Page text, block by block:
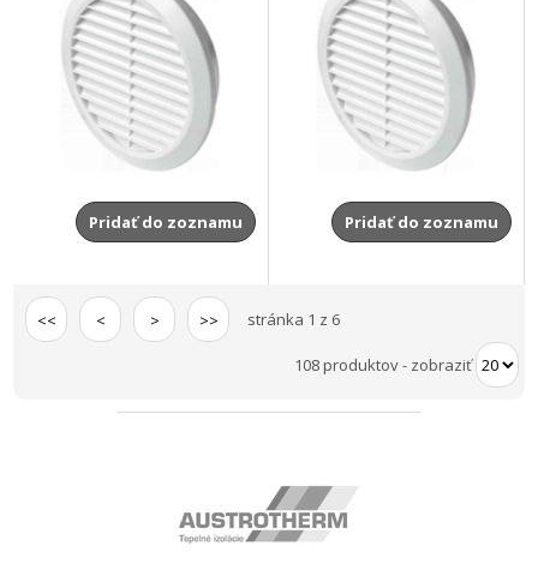
Pridať do zoznamu Pridať do zoznamu
<< < > >> stránka 1 z 6
108 produktov- zobraziť